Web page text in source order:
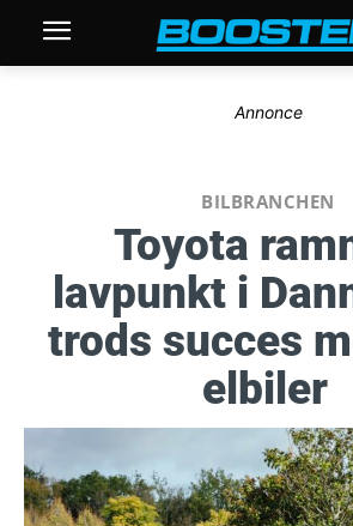
Annonce
BILBRANCHEN
Toyota
lavpunkt i
trods succes
elbiler